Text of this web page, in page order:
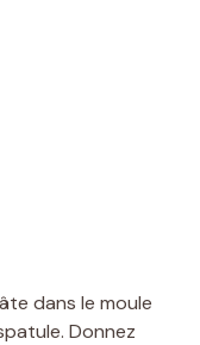
dans le moule
Donnez